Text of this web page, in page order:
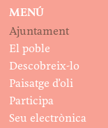
MENÚ
Ajuntament
El poble
Descobreix-lo
Paisatge d’oli
Participa
Seu electrònica